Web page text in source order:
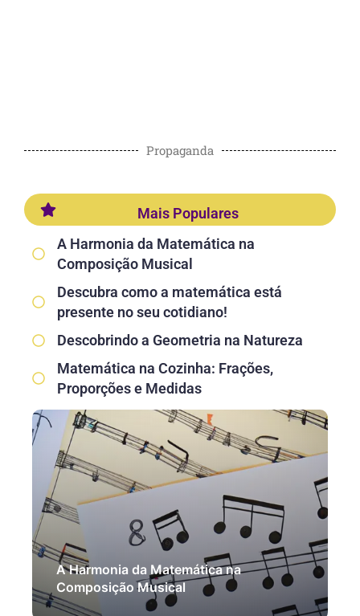
Propaganda
Mais Populares
A Harmonia da Matemática na
Composição Musical
Descubra como a matemática está
presente no seu cotidiano!
Descobrindo a Geometria na Natureza
Matemática na Cozinha: Frações,
Proporções e Medidas
A Harmonia da Matemática na
Composição Musical